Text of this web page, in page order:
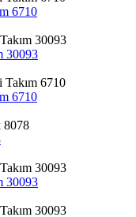
6710
30093
6710
30093